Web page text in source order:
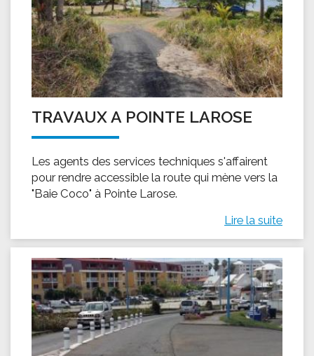
TRAVAUX A POINTE LAROSE
Les agents des services techniques s'affairent
pour rendre accessible la route qui mène vers la
"Baie Coco" à Pointe Larose.
Lire la suite